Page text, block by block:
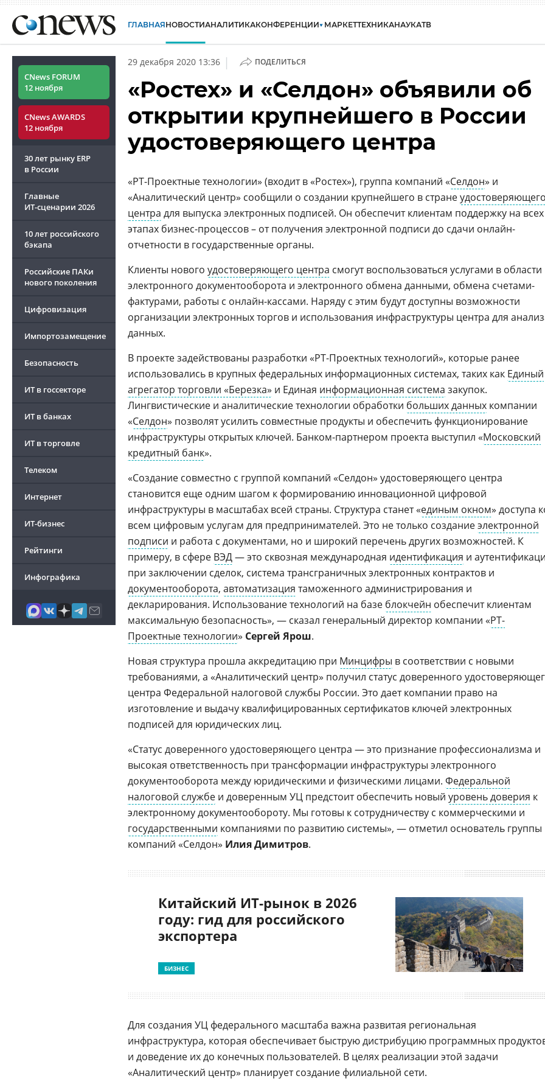
ГЛАВНАЯНОВОСТИАНАЛИТИКАКОНФЕРЕНЦИИ МАРКЕТТЕХНИКАНАУКАТВ
CNews FORUM
12 ноября
CNews AWARDS
12 ноября
30 лет рынку ERP
в России
Главные
ИТ-сценарии 2026
10 лет российского
бэкапа
Российские ПАКи
нового поколения
Цифровизация
Импортозамещение
Безопасность
ИТ в госсекторе
ИТ в банках
ИТ в торговле
Телеком
Интернет
ИТ-бизнес
Рейтинги
Инфографика
29 декабря 2020 13:36 | ПОДЕЛИТЬСЯ
«Ростех» и «Селдон» объявили об
открытии крупнейшего в России
удостоверяющего центра
«РТ-Проектные технологии» (входит в «Ростех»), группа компаний «Селдон» и
«Аналитический центр» сообщили о создании крупнейшего в стране
центра для выпуска электронных подписей. Он обеспечит клиентам поддержку на всех
этапах бизнес-процессов – от получения электронной подписи до сдачи онлайн-
отчетности в государственные органы.
Клиенты нового удостоверяющего центра смогут воспользоваться услугами в области
электронного документооборота и электронного обмена данными, обмена счетами-
фактурами, работы с онлайн-кассами. Наряду с этим будут доступны возможности
организации электронных торгов и использования инфраструктуры центра для
данных.
В проекте задействованы разработки «РТ-Проектных технологий», которые ранее
использовались в крупных федеральных информационных системах, таких как Единый
агрегатор торговли «Березка» и Единая информационная система закупок.
Лингвистические и аналитические технологии обработки больших данных компании
«Селдон» позволят усилить совместные продукты и обеспечить функционирование
инфраструктуры открытых ключей. Банком-партнером проекта выступил «Московский
кредитный банк».
«Создание совместно с группой компаний «Селдон» удостоверяющего центра
становится еще одним шагом к формированию инновационной цифровой
инфраструктуры в масштабах всей страны. Структура станет «единым окном» доступа
всем цифровым услугам для предпринимателей. Это не только созданиеэлектронной
подписи и работа с документами, но и широкий перечень других возможностей. К
примеру, в сфере ВЭД— это сквозная международная идентификация и
при заключении сделок, система трансграничных электронных контрактов и
документооборота, автоматизация таможенного администрирования и
декларирования. Использование технологий на базе блокчейн обеспечит клиентам
максимальную безопасность», — сказал генеральный директор компании «РТ-
Проектные технологии» Сергей Ярош.
Новая структура прошла аккредитацию при Минцифры в соответствии с новыми
требованиями, а «Аналитический центр» получил статус доверенного
центра Федеральной налоговой службы России. Это дает компании право на
изготовление и выдачу квалифицированных сертификатов ключей электронных
подписей для юридических лиц.
«Статус доверенного удостоверяющего центра — это признание профессионализма и
высокая ответственность при трансформации инфраструктуры электронного
документооборота между юридическими и физическими лицами. Федеральной
налоговой службе и доверенным УЦ предстоит обеспечить новый уровень доверия к
электронному документообороту. Мы готовы к сотрудничеству с коммерческими и
государственными компаниями по развитию системы», — отметил основатель группы
компаний «Селдон» Илия Димитров.
Китайский ИТ-рынок в 2026
году: гид для российского
экспортера
БИЗНЕС
Для создания УЦ федерального масштаба важна развитая региональная
инфраструктура, которая обеспечивает быструю дистрибуцию программных
и доведение их до конечных пользователей. В целях реализации этой задачи
«Аналитический центр» планирует создание филиальной сети.